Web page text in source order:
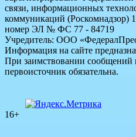
связи, информационных
коммуникаций (Роскомнадзор)
номер ЭЛ № ФС 77 - 84719
Учредитель: ООО
Информация на сайте
При заимствовании сообщений
первоисточник обязательна.
16+